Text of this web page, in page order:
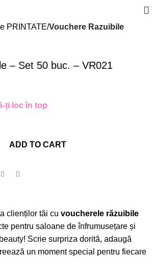
PRINTATE Vouchere Razuibile
– Set 50 buc. – VR021
ți loc în top
ADD TO CART
clienților tăi cu voucherele răzuibile
pentru saloane de înfrumusețare și
Scrie surpriza dorită, adaugă
un moment special pentru fiecare